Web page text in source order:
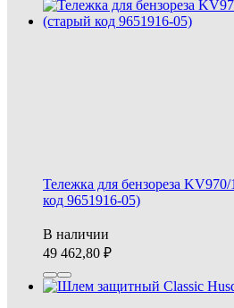
Тележка для бензореза
код 9651916-05)
В наличии
49 462,80